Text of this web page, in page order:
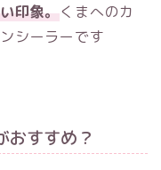
印象。くまへのカ
シーラーです
おすすめ？